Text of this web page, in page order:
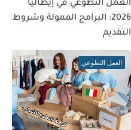
العمل التطوعي في إيطاليا
2026: البرامج الممولة وشروط
التقديم
العمل التطوعي